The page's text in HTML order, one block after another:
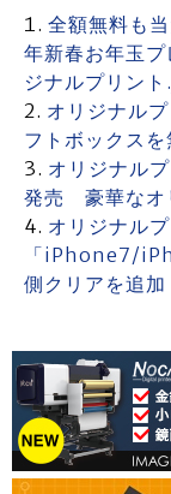
全額無料も
年新春お年玉
ジナルプリン
オリジナル
フトボックス
オリジナル
発売 豪華なオ
オリジナル
「iPhone7/
側クリアを追加